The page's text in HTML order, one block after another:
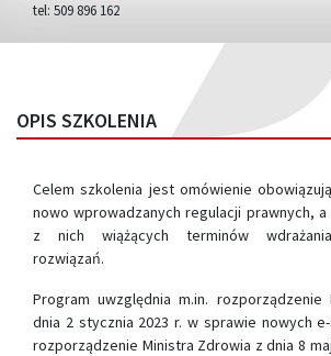
tel: 509 896 162
OPIS SZKOLENIA
Celem szkolenia jest omówienie
nowo wprowadzanych regulacji prawnych, a
z nich wiążących terminów
rozwiązań.
Program uwzględnia m.in.
dnia 2 stycznia 2023 r. w sprawie nowych
rozporządzenie Ministra Zdrowia z dnia 8